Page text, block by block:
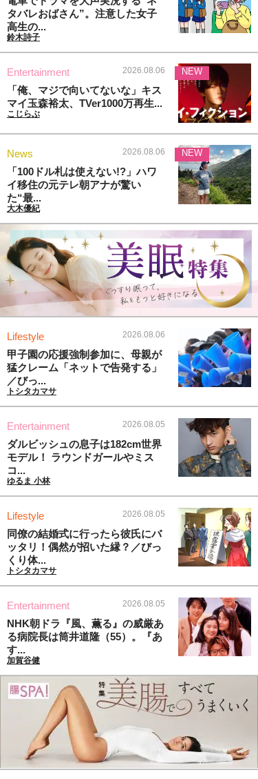
タバレおばさん”。注意した女子
高生の...
鈴木詩子
Entertainment 2026.08.06
「俺、マジで向いてないな」キス
マイ玉森裕太、TVer1000万再生...
こじらぶ
NEW
News 2026.08.06
「100ドル札は使えない!?」ハワ
イ移住の元テレ朝アナが驚い
た“最...
大木優紀
NEW
Lifestyle 2026.08.06
甲子園の応援強制参加に、母親が
猛クレーム「ネットで告発する」
／びっ...
トシタカマサ
Entertainment 2026.08.05
ダルビッシュの息子は182cm世界
モデル！ ラウンドガールやミス
コ...
ゆるま 小林
Lifestyle 2026.08.05
同僚の結婚式に行ったら彼氏にバ
ッタリ！偶然が招いた縁？／びっ
くり体...
トシタカマサ
Entertainment 2026.08.05
NHK朝ドラ『風、薫る』の威厳あ
る病院長は筒井道隆（55）。『あ
す...
加賀谷健